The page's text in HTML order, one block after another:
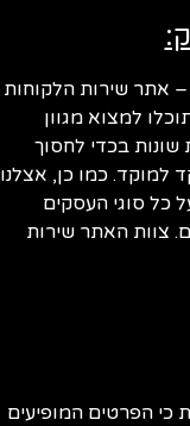
שירות הלקוחות
למצוא מגוון
בכדי לחסוך
כמו כן, אצלנו
סוגי העסקים
צוות האתר שירות
הפרטים המופיעים